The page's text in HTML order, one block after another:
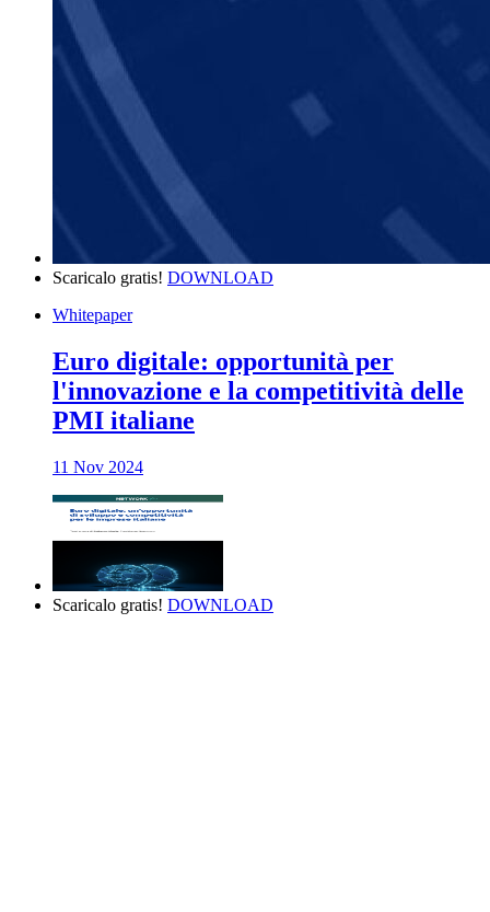
Scaricalo gratis! DOWNLOAD
Whitepaper
Euro digitale: opportunità per
l'innovazione e la competitività delle
PMI italiane
11 Nov 2024
Scaricalo gratis! DOWNLOAD